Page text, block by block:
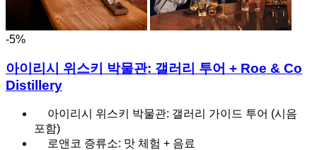
-5%
아이리시 위스키 박물관: 갤러리 투어 + Roe & Co
Distillery
아이리시 위스키 박물관: 갤러리 가이드 투어 (시음
포함)
로앤코 증류소: 맛 체험 + 음료